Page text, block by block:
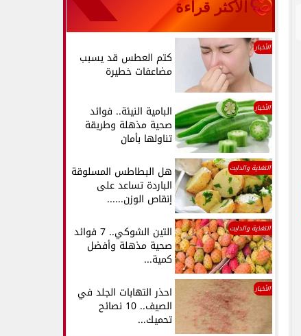
الأكثر قراءة
الأخبار
كتم العطس قد يسبب
مضاعفات خطيرة
الأخبار البامية النيئة.. فوائد
صحية مذهلة وطريقة
تناولها بأمان
التغذية والدايت هل البطاطس المسلوقة
الباردة تساعد على
إنقاص الوزن......
التغذية والدايت التين الشوكي.. 7 فوائد
صحية مذهلة وأفضل
كمية...
الأخبار احذر التهابات الجلد في
الصيف.. 10 نصائح
تحميك...